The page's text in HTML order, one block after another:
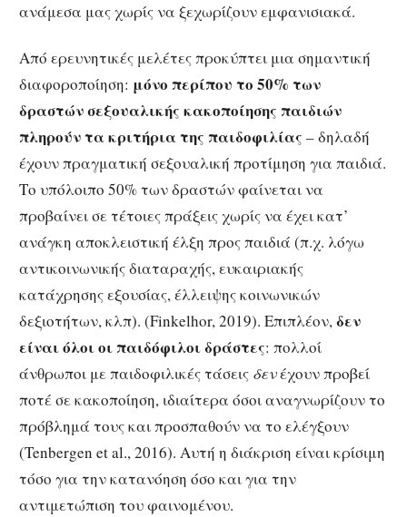
ανάμεσα μας χωρίς να ξεχωρίζουν εμφανισιακά.
Από ερευνητικές μελέτες προκύπτει μια σημαντική
διαφοροποίηση: μόνο περίπου το 50% των
δραστών σεξουαλικής κακοποίησης παιδιών
πληρούν τα κριτήρια της παιδοφιλίας – δηλαδή
έχουν πραγματική σεξουαλική προτίμηση για παιδιά.
Το υπόλοιπο 50% των δραστών φαίνεται να
προβαίνει σε τέτοιες πράξεις χωρίς να έχει κατ’
ανάγκη αποκλειστική έλξη προς παιδιά (π.χ. λόγω
αντικοινωνικής διαταραχής, ευκαιριακής
κατάχρησης εξουσίας, έλλειψης κοινωνικών
δεξιοτήτων, κλπ). (Finkelhor, 2019). Επιπλέον,δεν
είναι όλοι οι παιδόφιλοι δράστες: πολλοί
άνθρωποι με παιδοφιλικές τάσεις δενέχουν προβεί
ποτέ σε κακοποίηση, ιδιαίτερα όσοι αναγνωρίζουν το
πρόβλημά τους και προσπαθούν να το ελέγξουν
(Tenbergen et al., 2016). Αυτή η διάκριση είναι κρίσιμη
τόσο για την κατανόηση όσο και για την
αντιμετώπιση του φαινομένου.